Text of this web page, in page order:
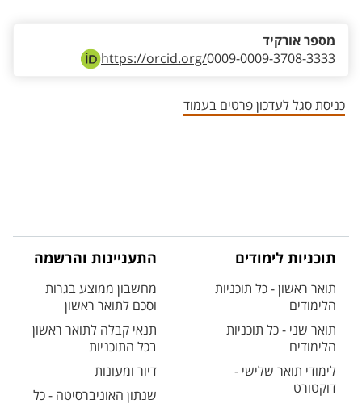
https://orcid.org/0009-0009-3708-3333
מספר אורקיד
כניסת סגל לעדכון פרטים בעמוד
תוכניות לימודים
תואר ראשון - כל תוכניות
הלימודים
תואר שני - כל תוכניות
הלימודים
לימודי תואר שלישי -
דוקטורט
התעניינות והרשמה
מחשבון ממוצע בגרות
וסכם לתואר ראשון
תנאי קבלה לתואר ראשון
בכל התוכניות
דיור ומעונות
שנתון האוניברסיטה - כל